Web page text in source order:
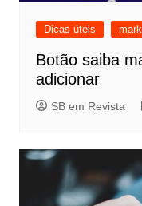
Dicas úteis
Botão saiba
adicionar
SB em Revista